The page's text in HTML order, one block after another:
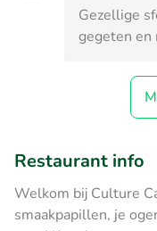
Gezellige
gegeten en
Restaurant info
Welkom bij Culture
smaakpapillen, je